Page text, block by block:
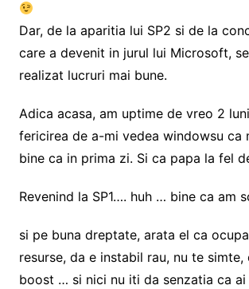
Dar, de la aparitia lui SP2 si de la
care a devenit in jurul lui Microsoft,
realizat lucruri mai bune.
Adica acasa, am uptime de vreo 2
fericirea de a-mi vedea windowsu ca
bine ca in prima zi. Si ca papa la fel
Revenind la SP1…. huh … bine ca am
si pe buna dreptate, arata el ca
resurse, da e instabil rau, nu te simte,
boost … si nici nu iti da senzatia ca